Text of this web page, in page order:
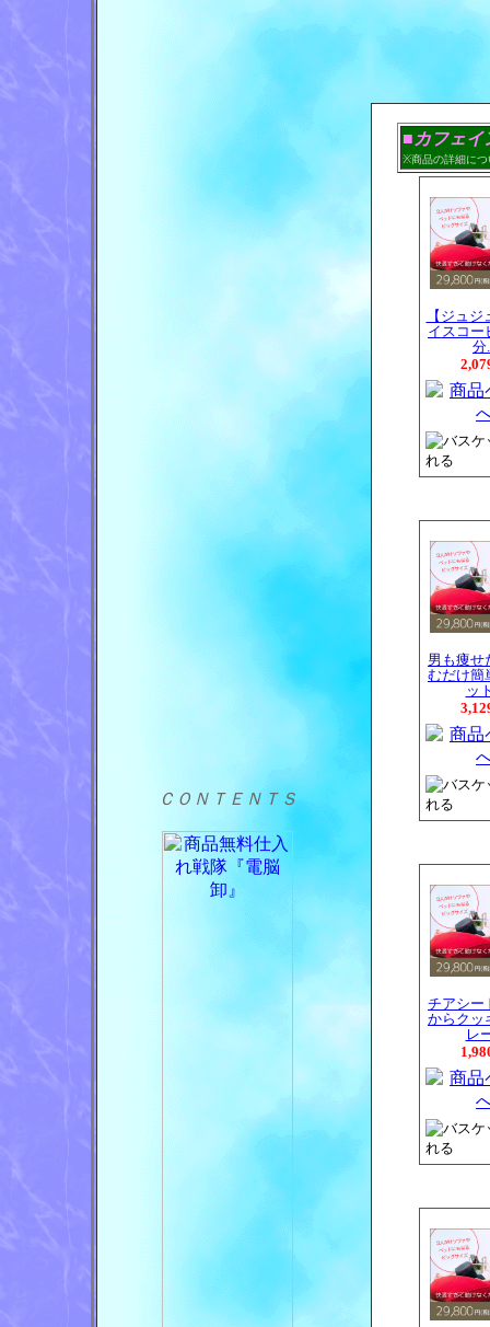
ＣＯＮＴＥＮＴＳ
■カフェイ
※商品の詳細につ
【ジュ
イスコー
分
男も痩せ
むだけ簡
ッ
チアシー
からクッ
レ